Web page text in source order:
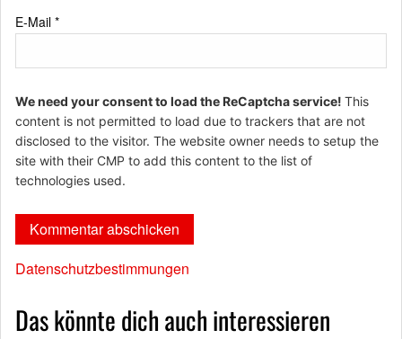
E-Mail *
We need your consent to load the ReCaptcha service! This
content is not permitted to load due to trackers that are not
disclosed to the visitor. The website owner needs to setup the
site with their CMP to add this content to the list of
technologies used.
Datenschutzbestimmungen
Das könnte dich auch interessieren